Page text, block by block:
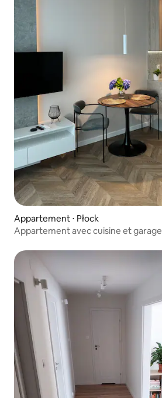
Appartement ⋅ Płock
Appartement avec cuisine et garage